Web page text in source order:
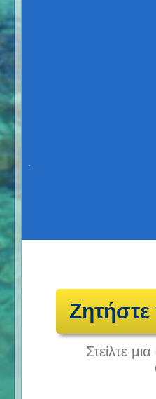
Στείλτε